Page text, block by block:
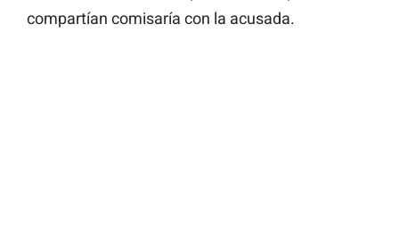
compartían comisaría con la acusada.